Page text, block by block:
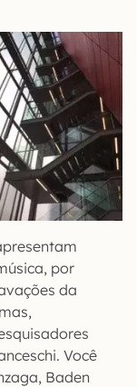
por
da
Você
Baden